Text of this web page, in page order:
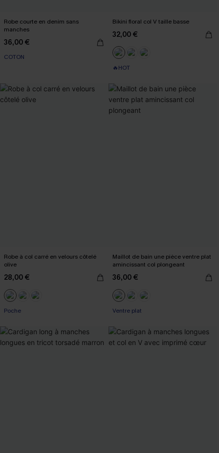
Robe courte en denim sans
manches
36,00 €
COTON
Bikini floral col V taille basse
32,00 €
🔥HOT
Robe à col carré en velours côtelé
olive
28,00 €
Poche
Maillot de bain une pièce ventre plat
amincissant col plongeant
36,00 €
Ventre plat